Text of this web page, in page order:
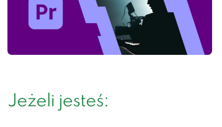
Jeżeli jesteś: